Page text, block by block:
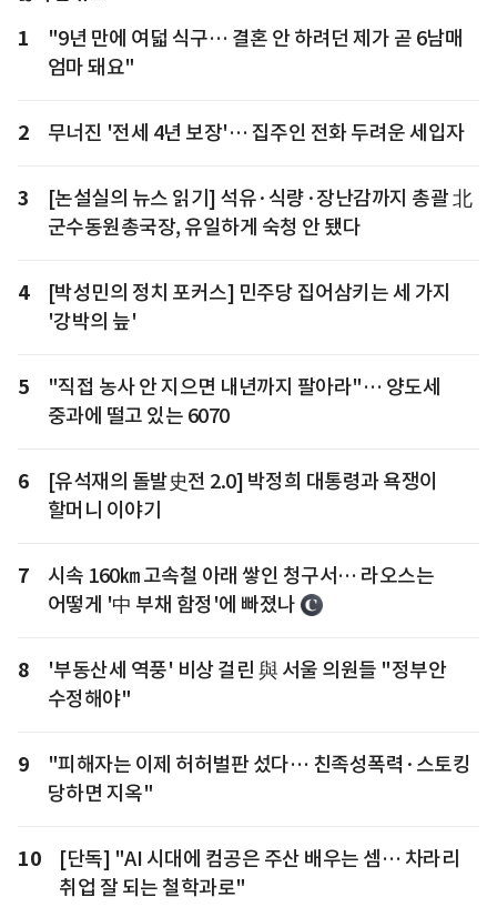
1
"9년 만에 여덟 식구… 결혼 안 하려던 제가 곧 6남매
엄마 돼요"
2 무너진 '전세 4년 보장'… 집주인 전화 두려운 세입자
3
[논설실의 뉴스 읽기] 석유·식량·장난감까지 총괄 北
군수동원총국장, 유일하게 숙청 안 됐다
4
[박성민의 정치 포커스] 민주당 집어삼키는 세 가지
'강박의 늪'
5
"직접 농사 안 지으면 내년까지 팔아라"… 양도세
중과에 떨고 있는 6070
6
[유석재의 돌발史전 2.0] 박정희 대통령과 욕쟁이
할머니 이야기
7
시속 160㎞ 고속철 아래 쌓인 청구서… 라오스는
어떻게 '中 부채 함정'에 빠졌나
8
'부동산세 역풍' 비상 걸린 與 서울 의원들 "정부안
수정해야"
9
"피해자는 이제 허허벌판 섰다… 친족성폭력·스토킹
당하면 지옥"
10
[단독] "AI 시대에 컴공은 주산 배우는 셈… 차라리
취업 잘 되는 철학과로"